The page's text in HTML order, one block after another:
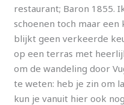
restaurant; Baron 1855.
schoenen toch maar
blijkt geen verkeerde
op een terras met
om de wandeling door
te weten: heb je zin om
kun je vanuit hier ook